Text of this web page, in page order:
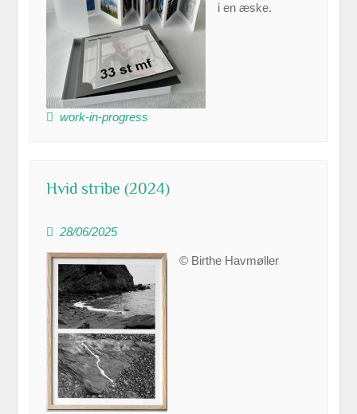
i en æske.
work-in-progress
Hvid stribe (2024)
28/06/2025
© Birthe Havmøller